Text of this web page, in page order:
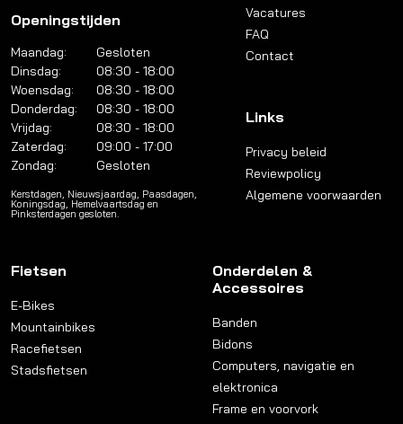
Openingstijden
Maandag:
Gesloten
Dinsdag:
08:30 - 18:00
Woensdag:
08:30 - 18:00
Donderdag:
08:30 - 18:00
Vrijdag:
08:30 - 18:00
Zaterdag:
09:00 - 17:00
Zondag:
Gesloten
Kerstdagen, Nieuwsjaardag, Paasdagen,
Koningsdag, Hemelvaartsdag en
Pinksterdagen gesloten.
Vacatures
FAQ
Contact
Links
Privacy beleid
Reviewpolicy
Algemene voorwaarden
Fietsen
E-Bikes
Mountainbikes
Racefietsen
Stadsfietsen
Onderdelen &
Accessoires
Banden
Bidons
Computers, navigatie en
elektronica
Frame en voorvork